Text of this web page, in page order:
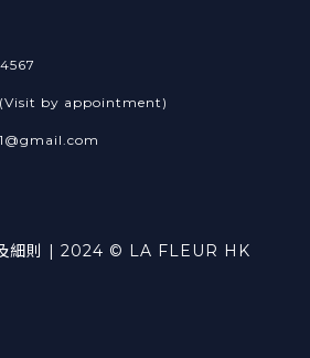
by appointment)
細則 | 2024 © LA FLEUR HK